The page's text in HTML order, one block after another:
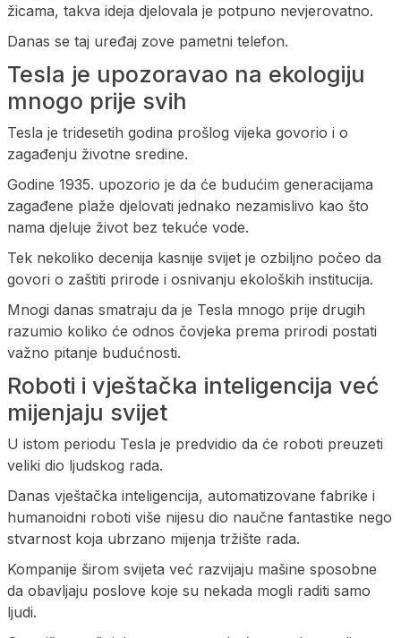
žicama, takva ideja djelovala je potpuno nevjerovatno.
Danas se taj uređaj zove pametni telefon.
Tesla je upozoravao na ekologiju
mnogo prije svih
Tesla je tridesetih godina prošlog vijeka govorio i o
zagađenju životne sredine.
Godine 1935. upozorio je da će budućim generacijama
zagađene plaže djelovati jednako nezamislivo kao što
nama djeluje život bez tekuće vode.
Tek nekoliko decenija kasnije svijet je ozbiljno počeo da
govori o zaštiti prirode i osnivanju ekoloških institucija.
Mnogi danas smatraju da je Tesla mnogo prije drugih
razumio koliko će odnos čovjeka prema prirodi postati
važno pitanje budućnosti.
Roboti i vještačka inteligencija već
mijenjaju svijet
U istom periodu Tesla je predvidio da će roboti preuzeti
veliki dio ljudskog rada.
Danas vještačka inteligencija, automatizovane fabrike i
humanoidni roboti više nijesu dio naučne fantastike nego
stvarnost koja ubrzano mijenja tržište rada.
Kompanije širom svijeta već razvijaju mašine sposobne
da obavljaju poslove koje su nekada mogli raditi samo
ljudi.